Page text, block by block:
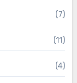
(7)
(11)
(4)